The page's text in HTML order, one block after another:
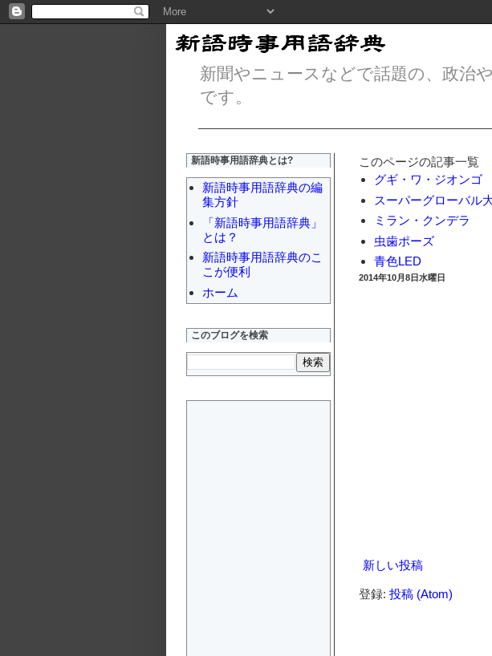
新聞やニュースなどで話題の、政治
です。
このページの記事一覧
グギ・ワ・ジオンゴ
スーパーグローバル
ミラン・クンデラ
虫歯ポーズ
青色LED
2014年10月8日水曜日
新しい投稿
登録: 投稿 (Atom)
新語時事用語辞典とは?
新語時事用語辞典の編
集方針
「新語時事用語辞典」
とは？
新語時事用語辞典のこ
こが便利
ホーム
このブログを検索